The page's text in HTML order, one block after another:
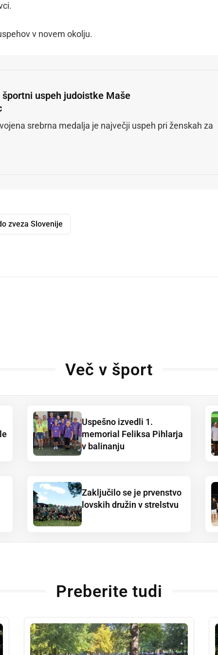
v novem okolju.
uspeh judoistke Maše
srebrna medalja je največji uspeh pri ženskah za
zveza Slovenije
Več v šport
Uspešno izvedli 1.
memorial Feliksa Pihlarja
v balinanju
Zaključilo se je prvenstvo
lovskih družin v strelstvu
Preberite tudi